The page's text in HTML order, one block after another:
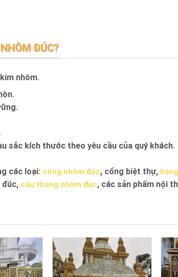
ĐÚC?
nhôm.
sắc kích thước theo yêu cầu của quý khách.
các loại: cổng nhôm đúc, cổng biệt thự,
đúc, cầu thang nhôm đúc, các sản phẩm nội